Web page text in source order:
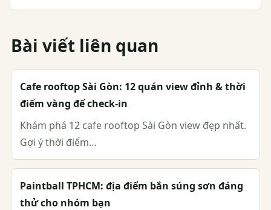
Bài viết liên quan
Cafe rooftop Sài Gòn: 12 quán view đỉnh & thời
điểm vàng để check-in
Khám phá 12 cafe rooftop Sài Gòn view đẹp nhất.
Gợi ý thời điểm…
Paintball TPHCM: địa điểm bắn súng sơn đáng
thử cho nhóm bạn